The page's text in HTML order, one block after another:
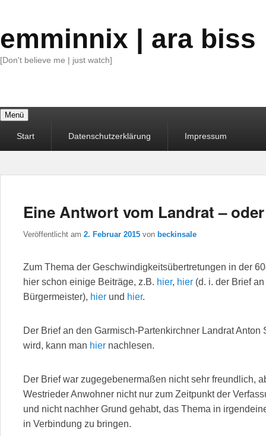
emminnix | ara biss
[Don't believe me | just watch]
Menü
MenüStart Datenschutzerklärung Impressum
Eine Antwort vom Landrat –
Veröffentlicht am 2. Februar 2015 von beckinsale
Zum Thema der Geschwindigkeitsübertretungen in der
hier schon einige Beiträge, z.B. hier, hier (d. i. der Brief
Bürgermeister), hier und hier.
Der Brief an den Garmisch-Partenkirchner Landrat
wird, kann man hier nachlesen.
Der Brief war zugegebenermaßen nicht sehr freundlich,
Westrieder Anwohner nicht nur zum Zeitpunkt der
und nicht nachher Grund gehabt, das Thema in
in Verbindung zu bringen.